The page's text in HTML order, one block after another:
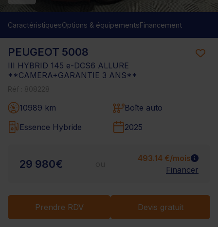
PEUGEOT 5008
III HYBRID 145 e-DCS6 ALLURE
**CAMERA+GARANTIE 3 ANS**
10989 km
Boîte auto
Essence Hybride
2025
29 980€
493.14 €/mois
Financer
Prendre RDV Devis gratuit
CaractéristiquesOptions & équipementsFinancement